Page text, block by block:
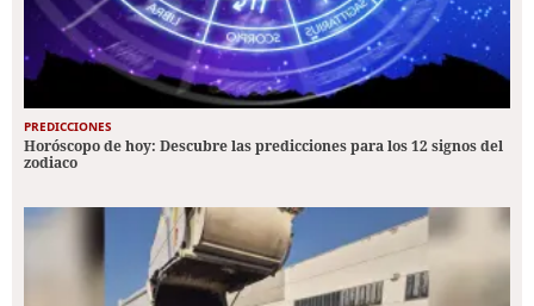
PREDICCIONES
Horóscopo de hoy: Descubre las predicciones para los 12 signos del
zodiaco